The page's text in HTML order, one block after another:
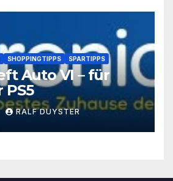
SHOPPINGTIPPS SPARTIPPS
Auto VI – für
PS5
RALF DUYSTER